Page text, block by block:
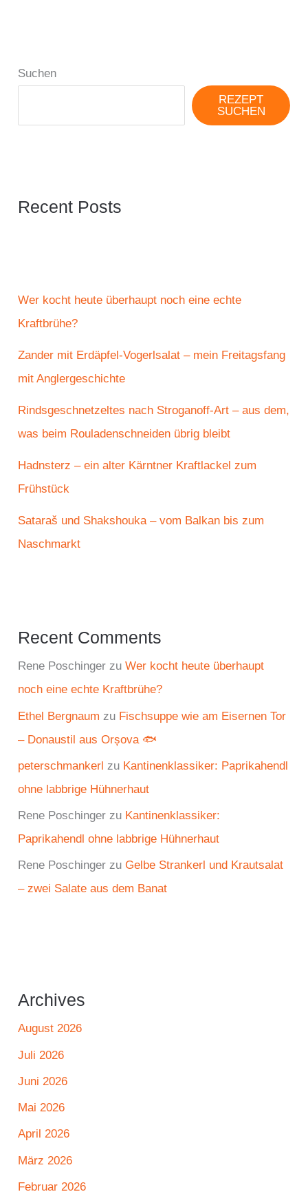
Suchen
REZEPT
SUCHEN
Recent Posts
Wer kocht heute überhaupt noch eine echte
Kraftbrühe?
Zander mit Erdäpfel-Vogerlsalat – mein Freitagsfang
mit Anglergeschichte
Rindsgeschnetzeltes nach Stroganoff-Art – aus dem,
was beim Rouladenschneiden übrig bleibt
Hadnsterz – ein alter Kärntner Kraftlackel zum
Frühstück
Sataraš und Shakshouka – vom Balkan bis zum
Naschmarkt
Recent Comments
Rene Poschinger zuWer kocht heute überhaupt
noch eine echte Kraftbrühe?
Ethel Bergnaum zu Fischsuppe wie am Eisernen Tor
– Donaustil aus Orșova 🐟
peterschmankerl zu Kantinenklassiker: Paprikahendl
ohne labbrige Hühnerhaut
Rene Poschinger zu Kantinenklassiker:
Paprikahendl ohne labbrige Hühnerhaut
Rene Poschinger zuGelbe Strankerl und Krautsalat
– zwei Salate aus dem Banat
Archives
August 2026
Juli 2026
Juni 2026
Mai 2026
April 2026
März 2026
Februar 2026